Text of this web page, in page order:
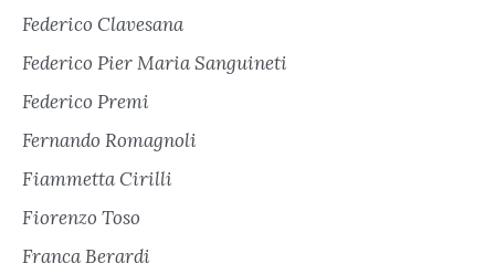
Federico Clavesana
Federico Pier Maria Sanguineti
Federico Premi
Fernando Romagnoli
Fiammetta Cirilli
Fiorenzo Toso
Franca Berardi